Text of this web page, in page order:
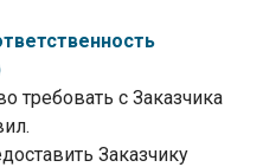
требовать с Заказчика
Заказчику